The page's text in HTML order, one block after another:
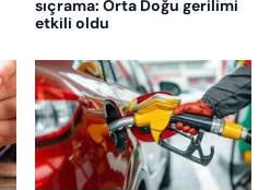
sıçrama: Orta Doğu gerilimi
etkili oldu